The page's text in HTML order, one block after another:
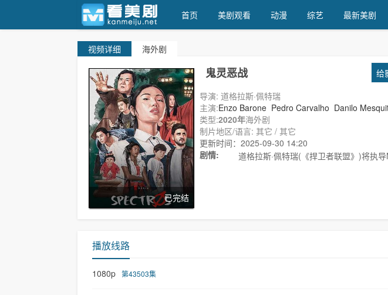
首页 美剧观看 动漫 综艺 最新美剧
视频详细 海外剧
已完结
给
鬼灵恶战
导演: 道格拉斯·佩特瑞
主演:Enzo Barone Pedro Carvalho Danilo
类型:2020年海外剧
制片地区/语言: 其它 / 其它
更新时间：2025-09-30 14:20
剧情:
道格拉斯·佩特瑞(《捍卫者联盟》)将执导
播放线路
1080p 第43503集